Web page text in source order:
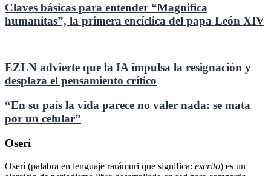
Claves básicas para entender “Magnifica
humanitas”, la primera encíclica del papa León XIV
EZLN advierte que la IA impulsa la resignación y
desplaza el pensamiento crítico
“En su país la vida parece no valer nada: se mata
por un celular”
Oserí
Oserí (palabra en lenguaje rarámuri que significa: escrito) es un